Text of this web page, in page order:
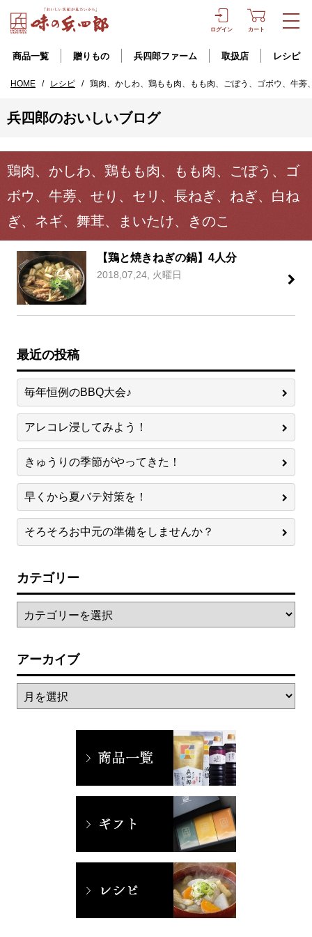
ログイン カート
商品一覧 贈りもの 兵四郎ファーム 取扱店 レシピ
HOME / レシピ / 鶏肉、かしわ、鶏もも肉、もも肉、ごぼう、ゴボウ、牛
兵四郎のおいしいブログ
鶏肉、かしわ、鶏もも肉、もも肉、ごぼう、ゴ
ボウ、牛蒡、せり、セリ、長ねぎ、ねぎ、白ね
ぎ、ネギ、舞茸、まいたけ、きのこ
【鶏と焼きねぎの鍋】4人分
2018,07,24, 火曜日
最近の投稿
毎年恒例のBBQ大会♪
アレコレ浸してみよう！
きゅうりの季節がやってきた！
早くから夏バテ対策を！
そろそろお中元の準備をしませんか？
カテゴリー
アーカイブ